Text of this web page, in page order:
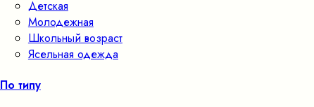
Детская
Молодежная
Школьный возраст
Ясельная одежда
По типу